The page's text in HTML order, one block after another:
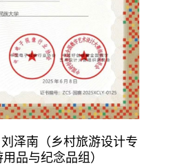
泽南（乡村旅游设计专
品与纪念品组）